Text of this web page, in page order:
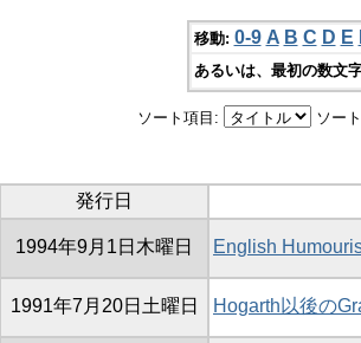
移動: 0-9 A B C D E
あるいは、最初の数文
ソート項目: ソー
発行日
1994年9月1日木曜日 English
1991年7月20日土曜日 Hogarth以後の